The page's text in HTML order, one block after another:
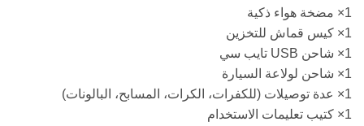
1× مضخة هواء ذكية
1× كيس قماش للتخزين
1× شاحن USB تايب سي
1× شاحن لولاعة السيارة
1× عدة توصيلات (للكفرات، الكرات، المسابح، البالونات)
1× كتيب تعليمات الاستخدام